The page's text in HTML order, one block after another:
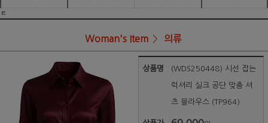
ㅌ
Woman's Item 의류
상품명 (WDS250448) 시선 잡는
럭셔리 실크 공단 맞춤 셔
츠 블라우스 (TP964)